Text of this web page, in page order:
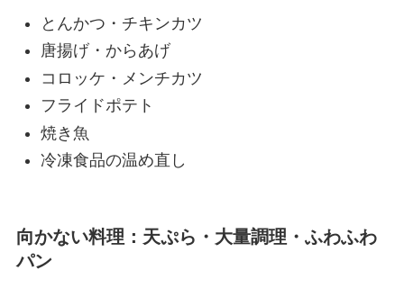
とんかつ・チキンカツ
唐揚げ・からあげ
コロッケ・メンチカツ
フライドポテト
焼き魚
冷凍食品の温め直し
向かない料理：天ぷら・大量調理・ふわふわ
パン